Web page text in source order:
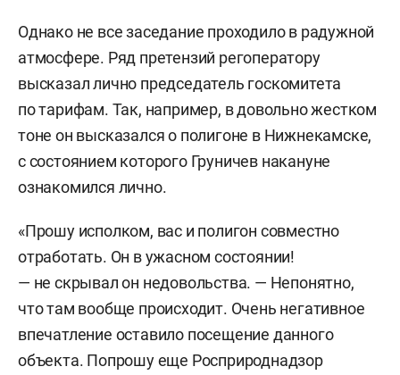
Однако не все заседание проходило в радужной
атмосфере. Ряд претензий регоператору
высказал лично председатель госкомитета
по тарифам. Так, например, в довольно жестком
тоне он высказался о полигоне в Нижнекамске,
с состоянием которого Груничев накануне
ознакомился лично.
«Прошу исполком, вас и полигон совместно
отработать. Он в ужасном состоянии!
— не скрывал он недовольства. — Непонятно,
что там вообще происходит. Очень негативное
впечатление оставило посещение данного
объекта. Попрошу еще Росприроднадзор